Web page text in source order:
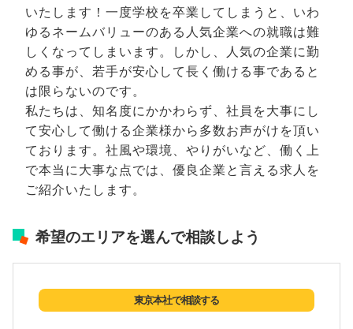
いたします！一度学校を卒業してしまうと、いわ
ゆるネームバリューのある人気企業への就職は難
しくなってしまいます。しかし、人気の企業に勤
める事が、若手が安心して長く働ける事であると
は限らないのです。
私たちは、知名度にかかわらず、社員を大事にし
て安心して働ける企業様から多数お声がけを頂い
ております。社風や環境、やりがいなど、働く上
で本当に大事な点では、優良企業と言える求人を
ご紹介いたします。
希望のエリアを選んで相談しよう
東京本社で相談する